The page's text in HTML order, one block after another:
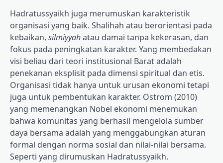
Hadratussyaikh juga merumuskan karakteristik
organisasi yang baik. Shalihah atau berorientasi pada
kebaikan, silmiyyahatau damai tanpa kekerasan, dan
fokus pada peningkatan karakter. Yang membedakan
visi beliau dari teori institusional Barat adalah
penekanan eksplisit pada dimensi spiritual dan etis.
Organisasi tidak hanya untuk urusan ekonomi tetapi
juga untuk pembentukan karakter. Ostrom (2010)
yang memenangkan Nobel ekonomi menemukan
bahwa komunitas yang berhasil mengelola sumber
daya bersama adalah yang menggabungkan aturan
formal dengan norma sosial dan nilai-nilai bersama.
Seperti yang dirumuskan Hadratussyaikh.